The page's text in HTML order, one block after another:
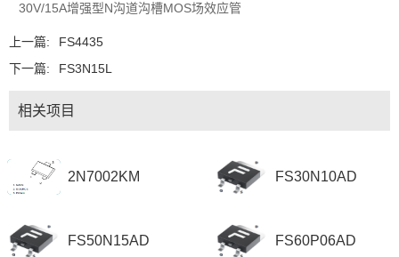
30V/15A增强型N沟道沟槽MOS场效应管
上一篇:
FS4435
下一篇:
FS3N15L
相关项目
2N7002KM FS30N10AD
FS50N15AD FS60P06AD